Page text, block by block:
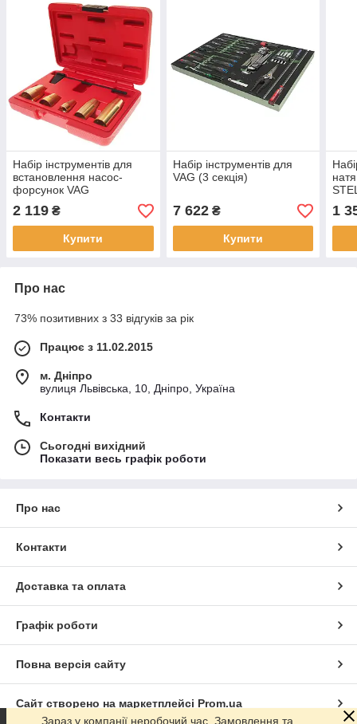
Набір інструментів для
встановлення насос-
форсунок VAG
2 119 ₴
Купити
Набір інструментів для
VAG (3 секція)
7 622₴
Купити
1
Про нас
73% позитивних з 33 відгуків за рік
Працює з 11.02.2015
м. Дніпро
вулиця Львівська, 10, Дніпро, Україна
Контакти
Сьогодні вихідний
Показати весь графік роботи
Про нас
Контакти
Доставка та оплата
Графік роботи
Повна версія сайту
Сайт створено на маркетплейсі Prom.ua
Зараз у компанії неробочий час. Замовлення та